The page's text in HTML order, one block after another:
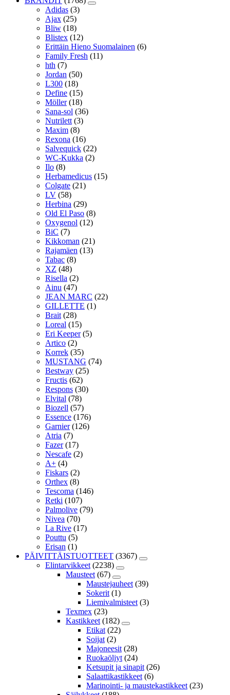
Adidas (3)
Ajax (25)
Bliw (18)
Blistex (12)
Erittäin Hieno Suomalainen (6)
Family Fresh (11)
hth (7)
Jordan (50)
L300 (18)
Define (15)
Möller (18)
Sana-sol (36)
Nutrilett (3)
Maxim (8)
Rexona (16)
Salvequick (22)
WC-Kukka (2)
Ilo (8)
Herbamedicus (15)
Colgate (21)
LV (58)
Herbina (29)
Old El Paso (8)
Oxygenol (12)
BiC (7)
Kikkoman (21)
Rajamäen (13)
Tabac (8)
XZ (48)
Risella (2)
Ainu (47)
JEAN MARC (22)
GILLETTE (1)
Brait (28)
Loreal (15)
Eri Keeper (5)
Artico (2)
Korrek (35)
MUSTANG (74)
Bestway (25)
Fructis (62)
Respons (30)
Elvital (78)
Biozell (57)
Essence (176)
Garnier (126)
Atria (7)
Fazer (17)
Nescafe (2)
A+ (4)
Fiskars (2)
Orthex (8)
Tescoma (146)
Retki (107)
Palmolive (79)
Nivea (70)
La Rive (17)
Pouttu (5)
Erisan (1)
PÄIVITTÄISTUOTTEET (3367)
Elintarvikkeet (2238)
Mausteet (67)
Maustejauheet (39)
Sokerit (1)
Liemivalmisteet (3)
Texmex (23)
Kastikkeet (182)
Etikat (22)
Soijat (2)
Majoneesit (28)
Ruokaöljyt (24)
Ketsupit ja sinapit (26)
Salaattikastikkeet (6)
Marinointi- ja maustekastikkeet (23)